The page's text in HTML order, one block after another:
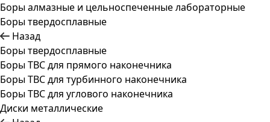
Боры алмазные и цельноспеченные лабораторные
Боры твердосплавные
Назад
Боры твердосплавные
Боры ТВС для прямого наконечника
Боры ТВС для турбинного наконечника
Боры ТВС для углового наконечника
Диски металлические